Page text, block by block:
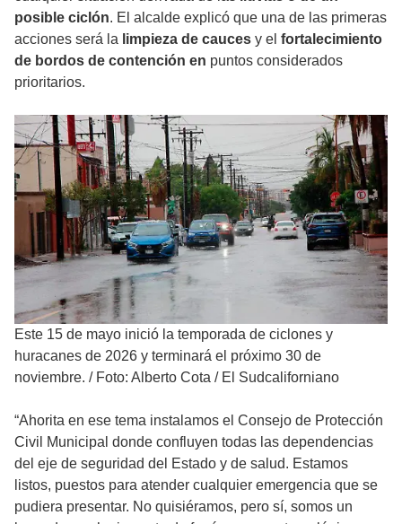
posible ciclón. El alcalde explicó que una de las primeras
acciones será la limpieza de cauces y el fortalecimiento
de bordos de contención en puntos considerados
prioritarios.
Este 15 de mayo inició la temporada de ciclones y
huracanes de 2026 y terminará el próximo 30 de
noviembre. / Foto: Alberto Cota / El Sudcaliforniano
“Ahorita en ese tema instalamos el Consejo de Protección
Civil Municipal donde confluyen todas las dependencias
del eje de seguridad del Estado y de salud. Estamos
listos, puestos para atender cualquier emergencia que se
pudiera presentar. No quisiéramos, pero sí, somos un